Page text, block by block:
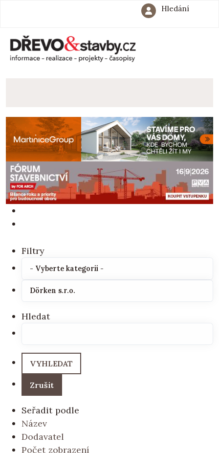
Hledání
Filtry
Hledat
Seřadit podle
Název
Dodavatel
Počet zobrazení